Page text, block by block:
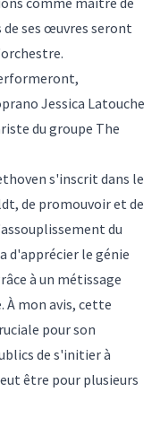
ses œuvres seront
Jessica Latouche
du groupe The
s'inscrit dans le
de promouvoir et de
du
d'apprécier le génie
à un métissage
À mon avis, cette
pour son
de s'initier à
être pour plusieurs